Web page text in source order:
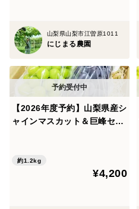
山梨県山梨市江曽原1011
にじまる農園
【2026年度予約】山梨県産シ
ャインマスカット＆巨峰セッ
約1.2kg
¥4,200